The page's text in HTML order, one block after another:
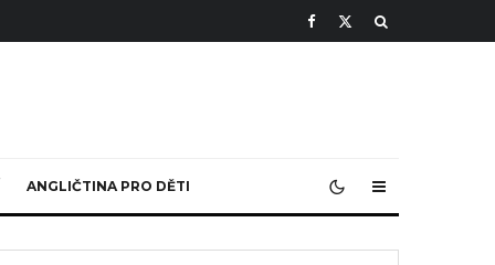
ANGLIČTINA PRO DĚTI